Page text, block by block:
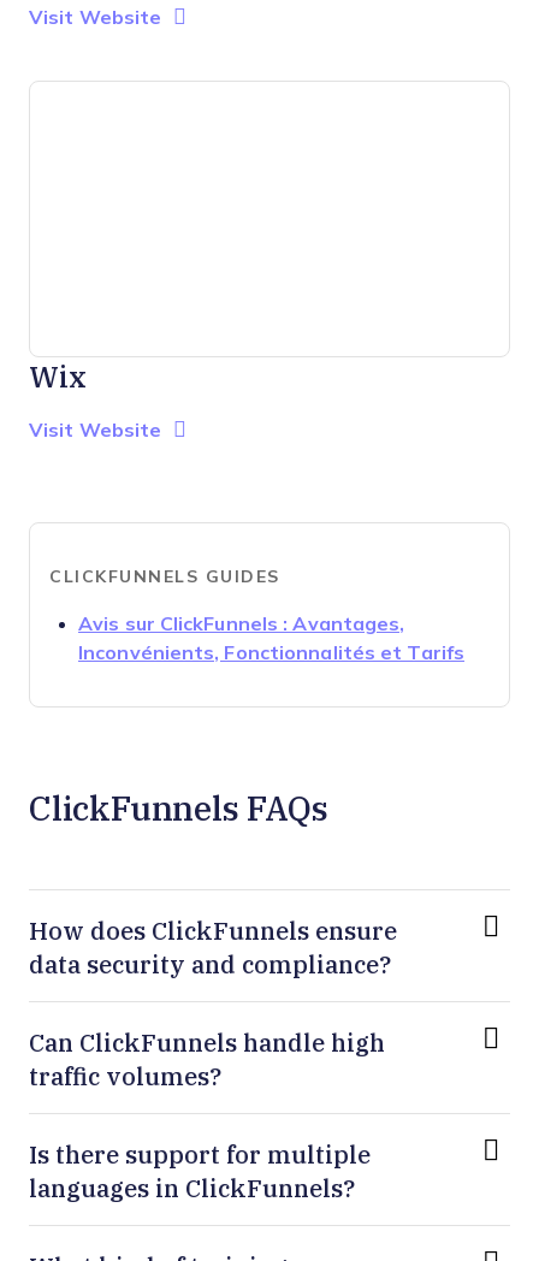
Visit Website Opens New Window
Wix
Visit Website Opens New Window
CLICKFUNNELS GUIDES
Avis sur ClickFunnels : Avantages,
Inconvénients, Fonctionnalités et Tarifs
ClickFunnels FAQs
How does ClickFunnels ensure
data security and compliance?
Can ClickFunnels handle high
traffic volumes?
Is there support for multiple
languages in ClickFunnels?